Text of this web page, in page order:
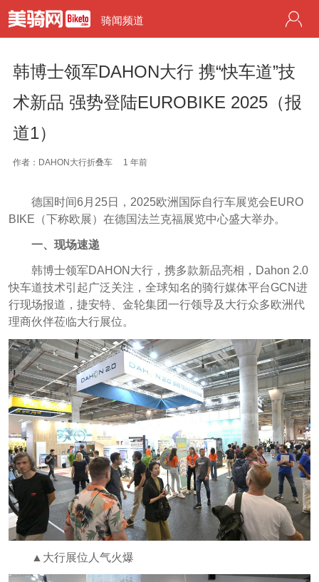
骑闻频道
韩博士领军DAHON大行 携“快车道”技
术新品 强势登陆EUROBIKE 2025（报
道1）
作者：DAHON大行折叠车 1 年前
德国时间6月25日，2025欧洲国际自行车展览会EURO
BIKE（下称欧展）在德国法兰克福展览中心盛大举办。
一、现场速递
韩博士领军DAHON大行，携多款新品亮相，Dahon 2.0
快车道技术引起广泛关注，全球知名的骑行媒体平台GCN进
行现场报道，捷安特、金轮集团一行领导及大行众多欧洲代
理商伙伴莅临大行展位。
▲大行展位人气火爆